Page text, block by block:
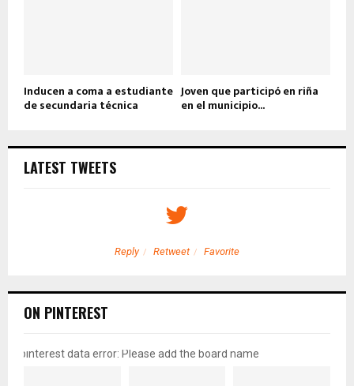
Inducen a coma a estudiante
de secundaria técnica
Joven que participó en riña
en el municipio...
LATEST TWEETS
Reply Retweet Favorite
ON PINTEREST
pinterest data error: Please add the board name